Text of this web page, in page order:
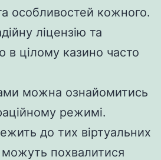
особливостей кожного.
ліцензію та
в цілому казино часто
можна ознайомитись
режимі.
до тих віртуальних
можуть похвалитися